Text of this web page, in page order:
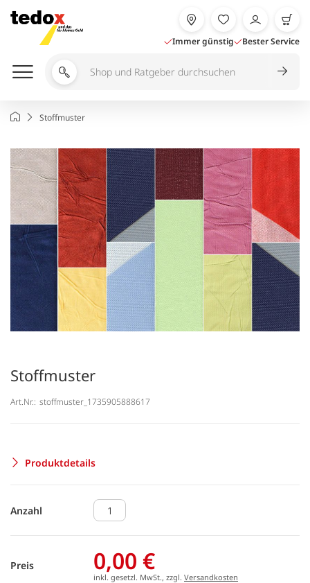
Inhalt
springen
Immer günstig Bester Service
Shop
Ratgeber
StartseiteStoffmuster
Stoffmuster
Art.Nr.: stoffmuster_1735905888617
Produktdetails
Anzahl
Preis 0,00 €
inkl. gesetzl. MwSt., zzgl. Versandkosten